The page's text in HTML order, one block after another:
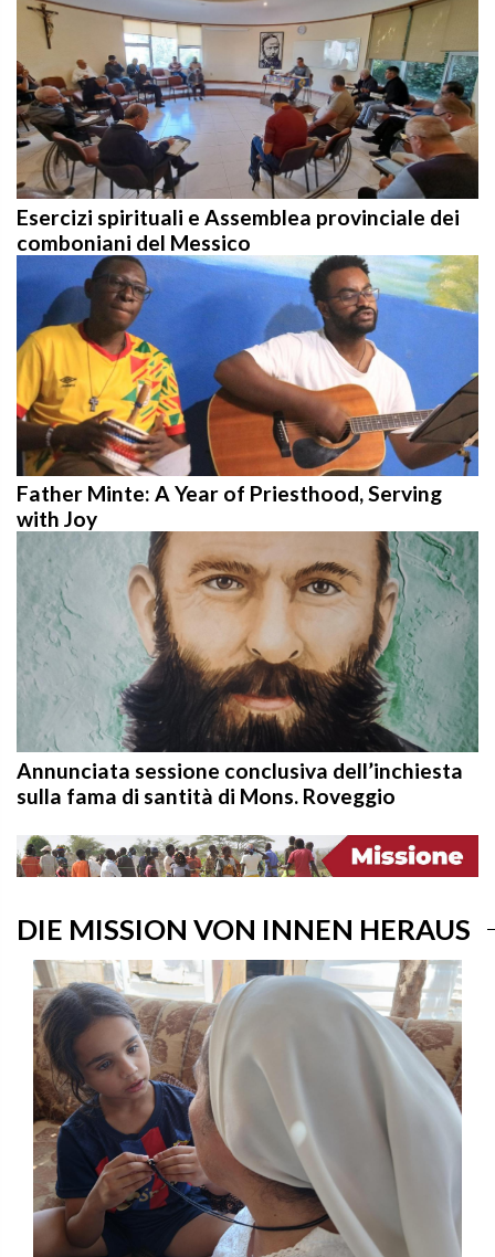
Esercizi spirituali e Assemblea provinciale dei
comboniani del Messico
Father Minte: A Year of Priesthood, Serving
with Joy
Annunciata sessione conclusiva dell’inchiesta
sulla fama di santità di Mons. Roveggio
DIE MISSION VON INNEN HERAUS